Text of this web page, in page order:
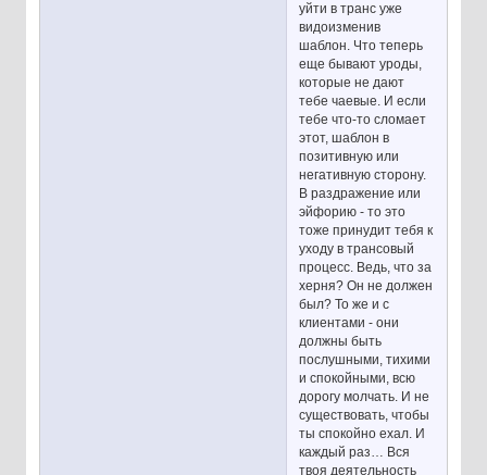
уйти в транс уже
видоизменив
шаблон. Что теперь
еще бывают уроды,
которые не дают
тебе чаевые. И если
тебе что-то сломает
этот, шаблон в
позитивную или
негативную сторону.
В раздражение или
эйфорию - то это
тоже принудит тебя к
уходу в трансовый
процесс. Ведь, что за
херня? Он не должен
был? То же и с
клиентами - они
должны быть
послушными, тихими
и спокойными, всю
дорогу молчать. И не
существовать, чтобы
ты спокойно ехал. И
каждый раз… Вся
твоя деятельность